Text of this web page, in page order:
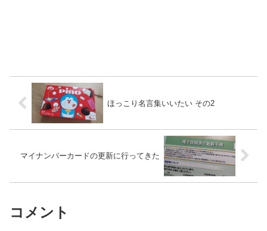
ほっこり名言集いいたい その2
マイナンバーカードの更新に行ってきた
コメント